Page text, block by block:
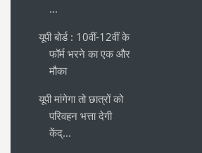
...
यूपी बोर्ड : 10वीं-12वीं के
फॉर्म भरने का एक और
मौका
यूपी मांगेगा तो छात्रों को
परिवहन भत्ता देगी
केंद्...